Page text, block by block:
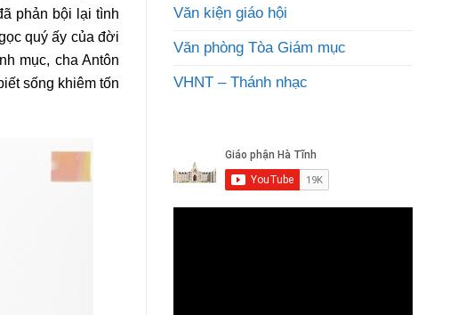
phản bội lại tình
quý ấy của đời
mục, cha Antôn
sống khiêm tốn
Văn kiện giáo hội
Văn phòng Tòa Giám mục
VHNT – Thánh nhạc